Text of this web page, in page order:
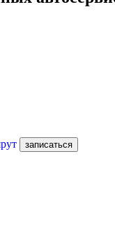
записаться